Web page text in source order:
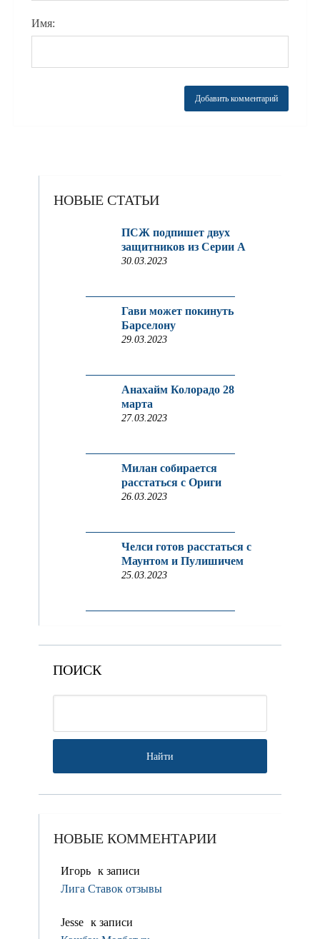
Имя:
НОВЫЕ СТАТЬИ
ПСЖ подпишет двух
защитников из Серии A
30.03.2023
Гави может покинуть
Барселону
29.03.2023
Анахайм Колорадо 28
марта
27.03.2023
Милан собирается
расстаться с Ориги
26.03.2023
Челси готов расстаться с
Маунтом и Пулишичем
25.03.2023
ПОИСК
НОВЫЕ КОММЕНТАРИИ
Игорь к записи
Лига Ставок отзывы
Jesse к записи